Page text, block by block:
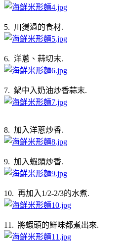
5. 川燙過的食材.
6. 洋蔥、蒜切末.
7. 鍋中入奶油炒香蒜末.
8. 加入洋蔥炒香.
9. 加入蝦頭炒香.
10. 再加入1/2-2/3的水煮.
11. 將蝦頭的鮮味都煮出來.